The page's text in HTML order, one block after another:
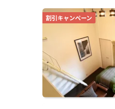
割引キャンペーン